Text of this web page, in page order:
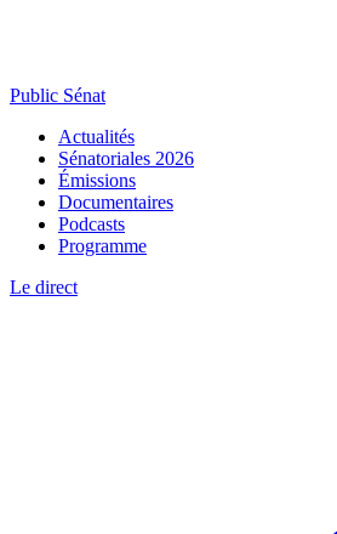
Public Sénat
Actualités
Sénatoriales 2026
Émissions
Documentaires
Podcasts
Programme
Le direct